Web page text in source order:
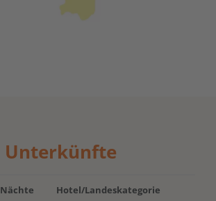
Unterkünfte
Nächte Hotel/Landeskategorie